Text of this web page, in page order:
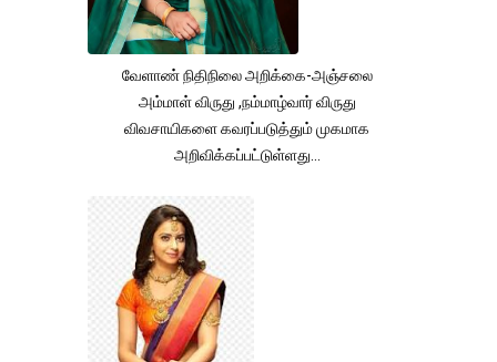
வேளாண் நிதிநிலை அறிக்கை-அஞ்சலை
அம்மாள் விருது ,நம்மாழ்வார் விருது
விவசாயிகளை கவரப்படுத்தும் முகமாக
அறிவிக்கப்பட்டுள்ளது...